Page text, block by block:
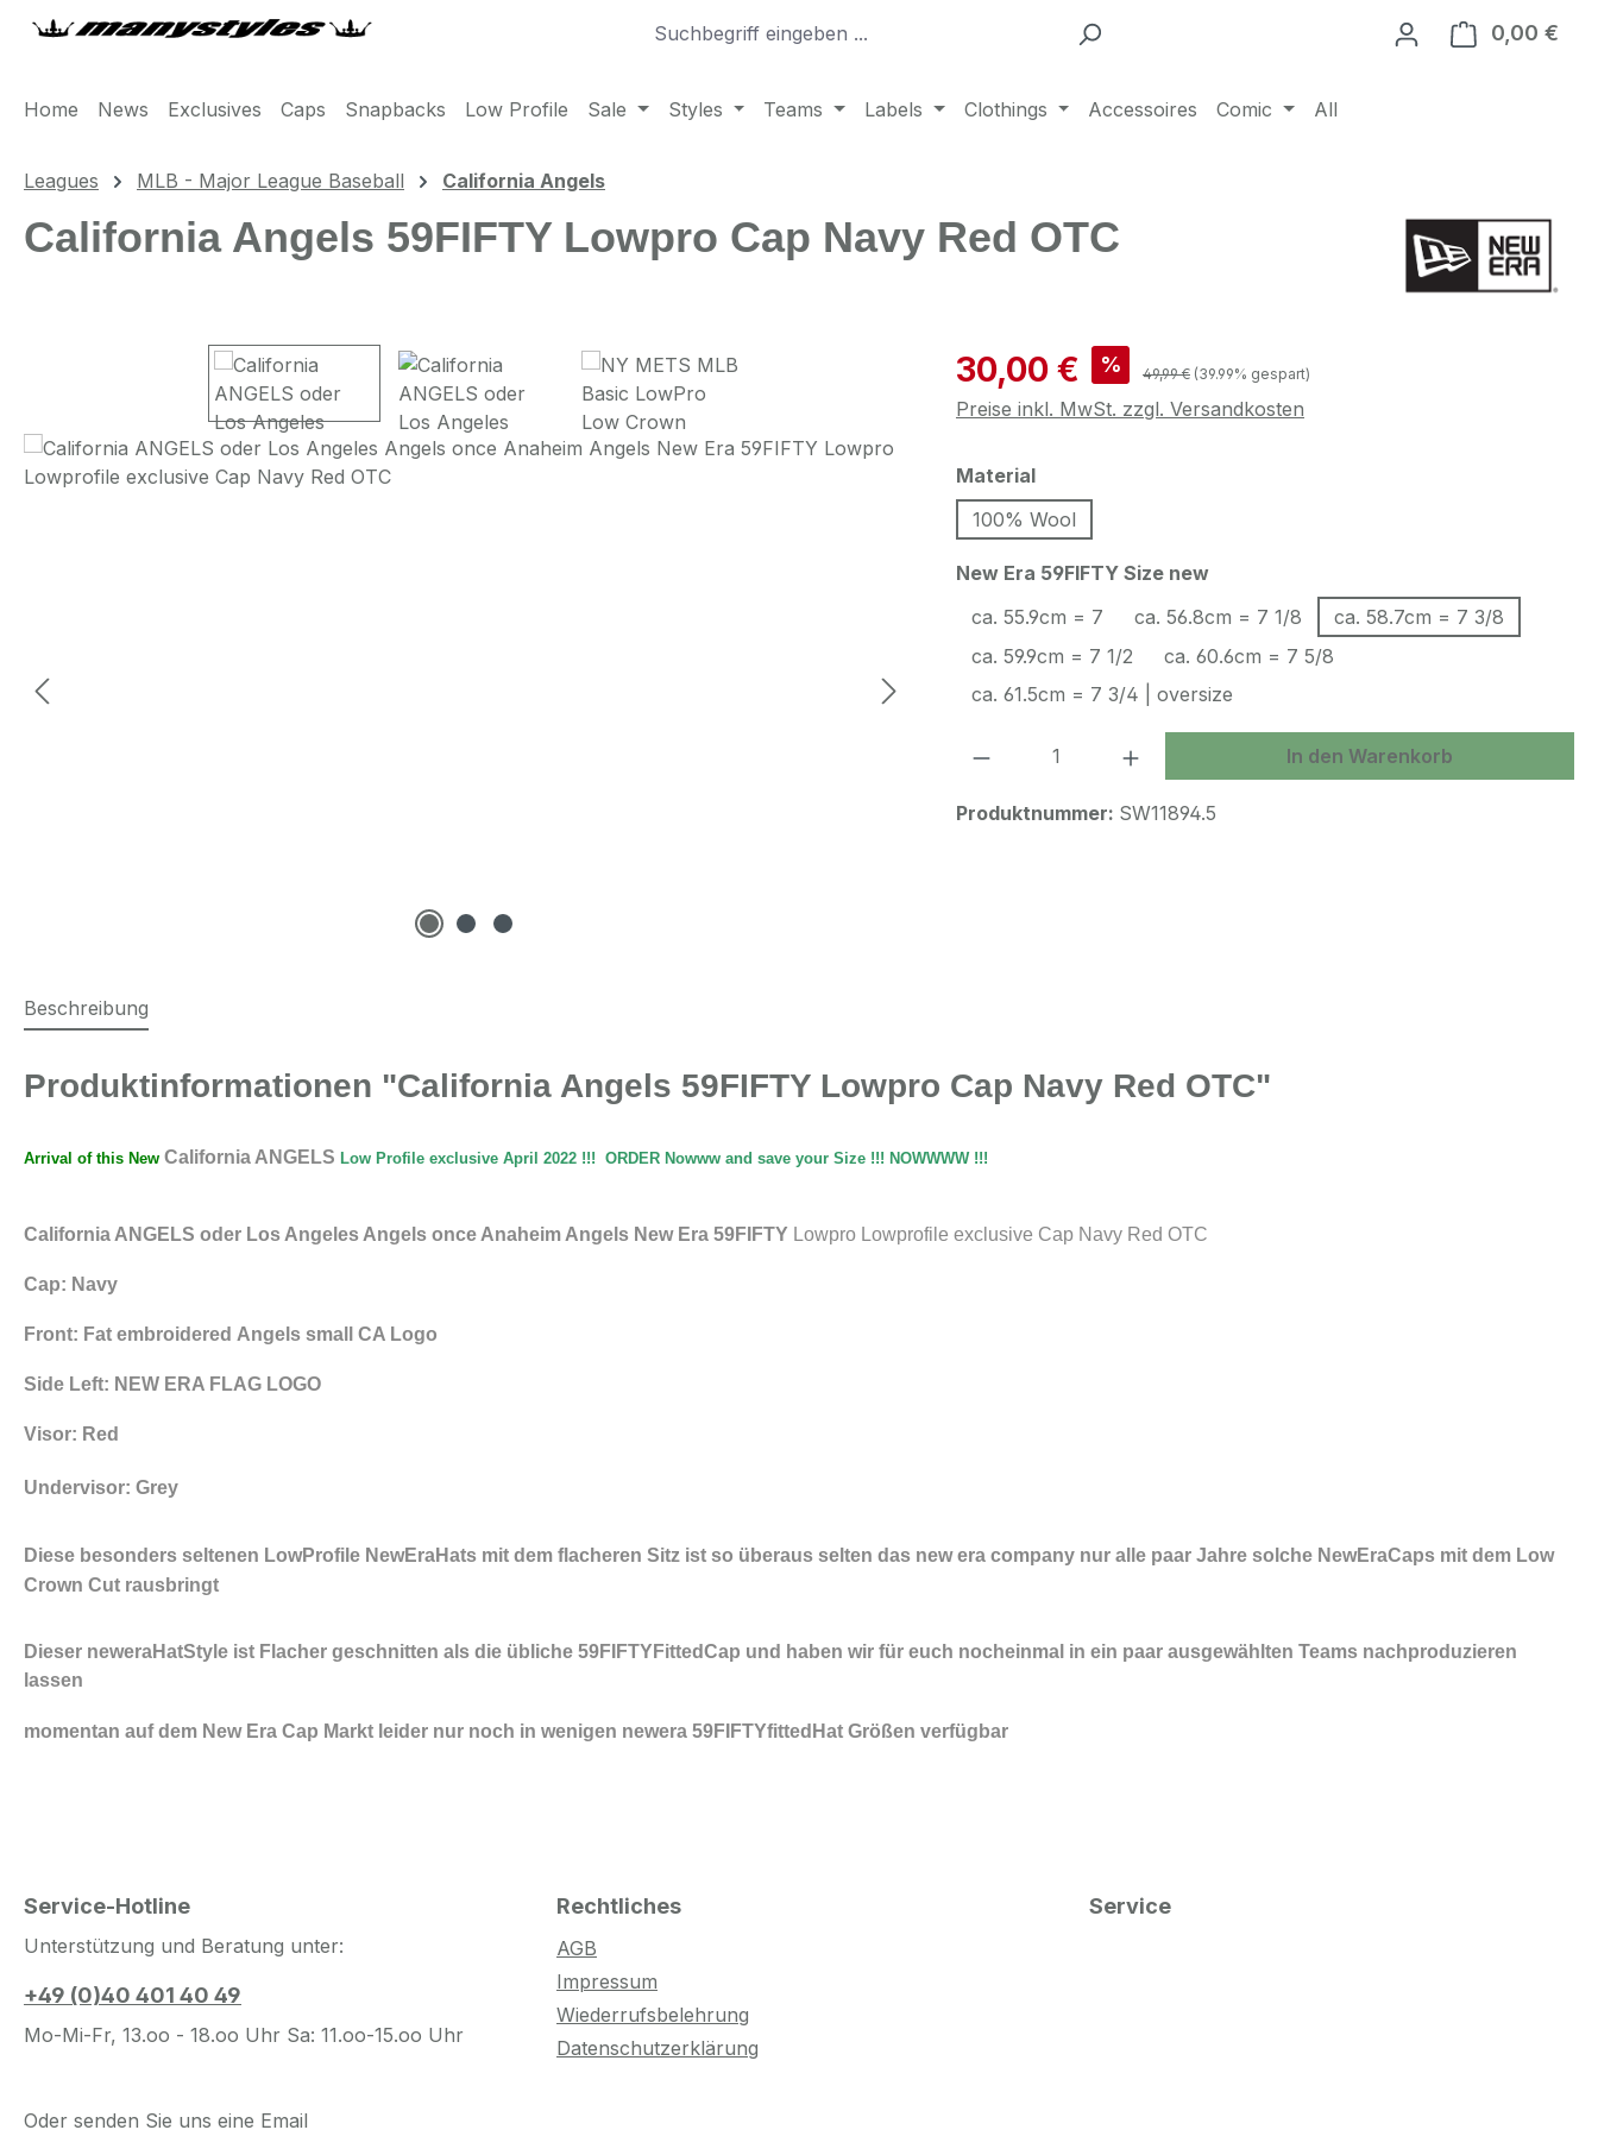
Hauptinhalt springen
Zur Suche springen
Zur Hauptnavigation springen 0,00 €
Home News Exclusives Caps Snapbacks Low Profile Sale Styles Teams Labels Clothings Accessoires Comic All
Leagues MLB - Major League Baseball California Angels
California Angels 59FIFTY Lowpro Cap Navy Red OTC
Bildergalerie überspringen Verkaufspreis:
30,00 € % Regulärer Preis:
49,99 € (39.99% gespart)
Preise inkl. MwSt. zzgl. Versandkosten
Materialauswählen
100% Wool
New Era 59FIFTY Size newauswählen
ca. 55.9cm = 7
ca. 56.8cm = 7 1/8
ca. 58.7cm = 7 3/8
ca. 59.9cm = 7 1/2
ca. 60.6cm = 7 5/8
ca. 61.5cm = 7 3/4 | oversize
Produkt Anzahl: Gib den gewünschten Wert
In den Warenkorb
Produktnummer: SW11894.5
Beschreibung
Produktinformationen "California Angels 59FIFTY Lowpro Cap Navy Red OTC"
Arrival of this New California ANGELS Low Profile exclusive April 2022 !!! ORDER Nowww and save your Size !!! NOWWWW !!!
California ANGELS oder Los Angeles Angels once Anaheim Angels New Era 59FIFTY Lowpro Lowprofile exclusive Cap Navy Red OTC
Cap: Navy
Front: Fat embroidered Angels small CA Logo
Side Left: NEW ERA FLAG LOGO
Visor: Red
Undervisor: Grey
Diese besonders seltenen LowProfile NewEraHats mit dem flacheren Sitz ist so überaus selten das new era company nur alle paar Jahre solche NewEraCaps mit dem Low
Crown Cut rausbringt
Dieser neweraHatStyle ist Flacher geschnitten als die übliche 59FIFTYFittedCap und haben wir für euch nocheinmal in ein paar ausgewählten Teams nachproduzieren
lassen
momentan auf dem New Era Cap Markt leider nur noch in wenigen newera 59FIFTYfittedHat Größen verfügbar
Service-Hotline
Unterstützung und Beratung unter:
+49 (0)40 401 40 49
Mo-Mi-Fr, 13.oo - 18.oo Uhr Sa: 11.oo-15.oo Uhr
Oder senden Sie uns eine Email
Rechtliches
AGB
Impressum
Wiederrufsbelehrung
Datenschutzerklärung
Service